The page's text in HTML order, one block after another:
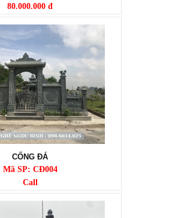
80.000.000 đ
CỔNG ĐÁ
Mã SP: CĐ004
Call